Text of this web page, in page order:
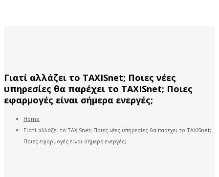
Γιατί αλλάζει το TAXISnet; Ποιες νέες
υπηρεσίες θα παρέχει το TAXISnet; Ποιες
εφαρμογές είναι σήμερα ενεργές;
Home
Γιατί αλλάζει το TAXISnet; Ποιες νέες υπηρεσίες θα παρέχει το TAXISnet;
Ποιες εφαρμογές είναι σήμερα ενεργές;